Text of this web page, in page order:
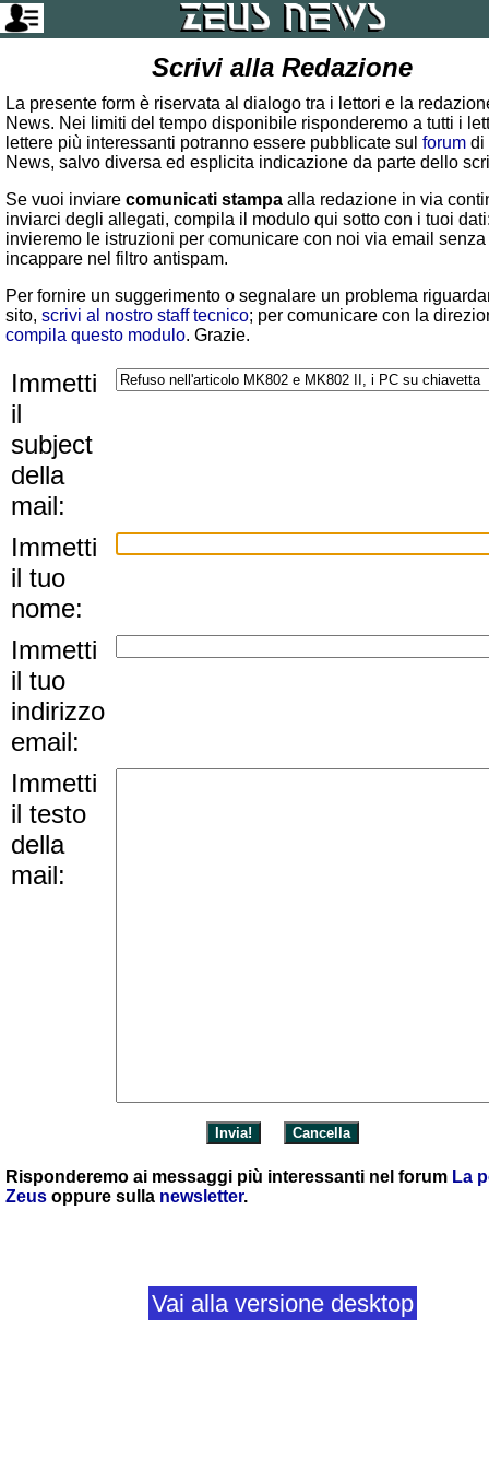
Scrivi alla Redazione
La presente form è riservata al dialogo tra i lettori e la
News. Nei limiti del tempo disponibile risponderemo a tutti i
lettere più interessanti potranno essere pubblicate sul forum di
News, salvo diversa ed esplicita indicazione da parte dello
Se vuoi inviare comunicati stampa alla redazione in via
inviarci degli allegati, compila il modulo qui sotto con i tuoi
invieremo le istruzioni per comunicare con noi via email senza
incappare nel filtro antispam.
Per fornire un suggerimento o segnalare un problema
sito, scrivi al nostro staff tecnico; per comunicare con la
compila questo modulo. Grazie.
Immetti
il
subject
della
mail:
Immetti
il tuo
nome:
Immetti
il tuo
indirizzo
email:
Immetti
il testo
della
mail:
Risponderemo ai messaggi più interessanti nel forum La
Zeus oppure sulla newsletter.
Vai alla versione desktop